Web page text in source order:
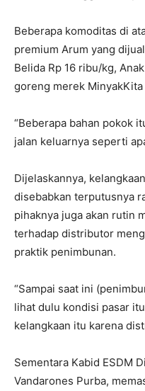
Beberapa komoditas di
premium Arum yang
Belida Rp 16 ribu/kg,
goreng merek
“Beberapa bahan pokok
jalan keluarnya seperti
Dijelaskannya,
disebabkan terputusnya
pihaknya juga akan rutin
terhadap distributor
praktik penimbunan.
“Sampai saat ini
lihat dulu kondisi pasar
kelangkaan itu karena
Sementara Kabid ESDM
Vandarones Purba,